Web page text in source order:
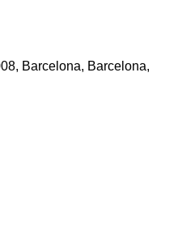
Barcelona, Barcelona,